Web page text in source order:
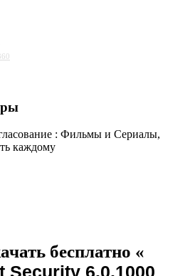
: Фильмы и Сериалы,
каждому